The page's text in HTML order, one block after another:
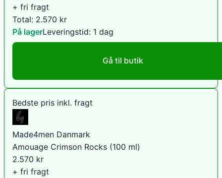
+ fri fragt
Total: 2.570 kr
På lagerLeveringstid: 1 dag
Gå til butik
Bedste pris inkl. fragt
Made4men Danmark
Amouage Crimson Rocks (100 ml)
2.570 kr
+ fri fragt